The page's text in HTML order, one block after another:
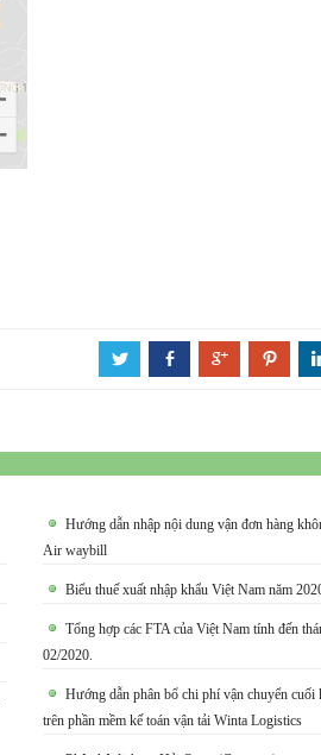
a b c d
Hướng dẫn nhập nội dung vận đơn hàng
Air waybill
Biểu thuế xuất nhập khẩu Việt Nam năm
Tổng hợp các FTA của Việt Nam tính đến
02/2020.
Hướng dẫn phân bổ chi phí vận chuyển cuối
trên phần mềm kế toán vận tải Winta Logistics